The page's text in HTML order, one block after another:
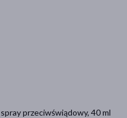
przeciwświądowy, 40 ml